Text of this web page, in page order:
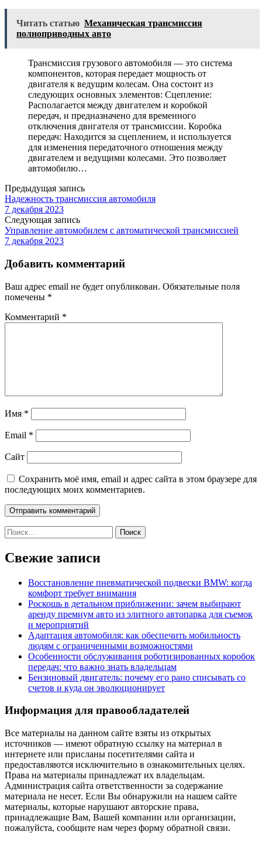
Читать статью Механическая трансмиссия
полноприводных авто
Трансмиссия грузового автомобиля — это система
компонентов, которая передает мощность от
двигателя к ведущим колесам. Она состоит из
следующих основных элементов: Сцепление:
Располагается между двигателем и коробкой
передач, и предназначено для временного
отключения двигателя от трансмиссии. Коробка
передач: Находится за сцеплением, и используется
для изменения передаточного отношения между
двигателем и ведущими колесами. Это позволяет
автомобилю…
Предыдущая запись
Надежность трансмиссия автомобиля
7 декабря 2023
Следующая запись
Управление автомобилем с автоматической трансмиссией
7 декабря 2023
Добавить комментарий
Ваш адрес email не будет опубликован. Обязательные поля
помечены *
Комментарий *
Имя *
Email *
Сайт
Сохранить моё имя, email и адрес сайта в этом браузере для
последующих моих комментариев.
Найти:
Свежие записи
Восстановление пневматической подвески BMW: когда
комфорт требует внимания
Роскошь в детальном приближении: зачем выбирают
аренду премиум авто из элитного автопарка для съемок
и мероприятий
Адаптация автомобиля: как обеспечить мобильность
людям с ограниченными возможностями
Особенности обслуживания роботизированных коробок
передач: что важно знать владельцам
Бензиновый двигатель: почему его рано списывать со
счетов и куда он эволюционирует
Информация для правообладателей
Все материалы на данном сайте взяты из открытых
источников — имеют обратную ссылку на материал в
интернете или присланы посетителями сайта и
предоставляются исключительно в ознакомительных целях.
Права на материалы принадлежат их владельцам.
Администрация сайта ответственности за содержание
материала не несет. Если Вы обнаружили на нашем сайте
материалы, которые нарушают авторские права,
принадлежащие Вам, Вашей компании или организации,
пожалуйста, сообщите нам через форму обратной связи.